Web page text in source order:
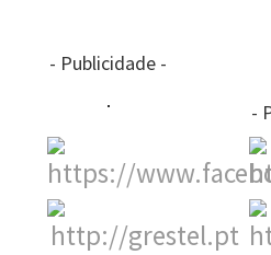
- Publicidade -
-